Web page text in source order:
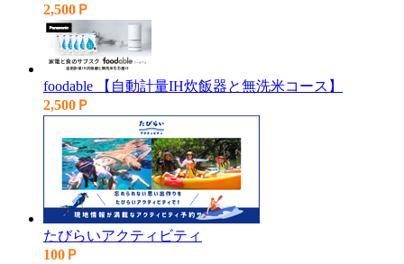
2,500Ｐ
foodable 【自動計量IH炊飯器と無洗米コース】
2,500Ｐ
たびらいアクティビティ
100Ｐ